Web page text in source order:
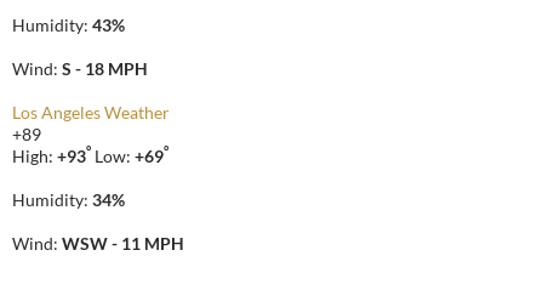
Humidity: 43%
Wind: S - 18 MPH
Los Angeles Weather
+89
High: +93° Low: +69°
Humidity: 34%
Wind: WSW - 11 MPH